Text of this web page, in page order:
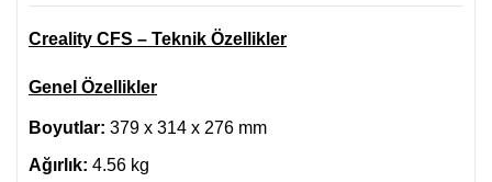
Creality CFS – Teknik Özellikler
Genel Özellikler
Boyutlar: 379 x 314 x 276 mm
Ağırlık: 4.56 kg